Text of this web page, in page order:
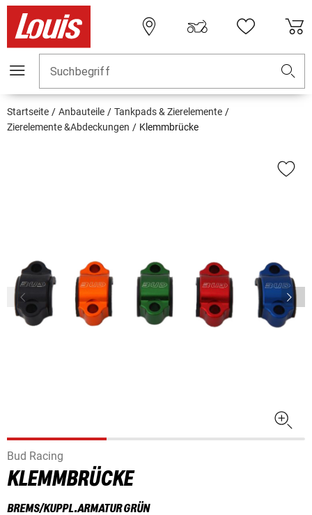
Suchbegriff
Startseite Anbauteile
Tankpads & Zierelemente
Zierelemente &Abdeckungen
Klemmbrücke
Bud Racing
KLEMMBRÜCKE
BREMS/KUPPL.ARMATUR GRÜN